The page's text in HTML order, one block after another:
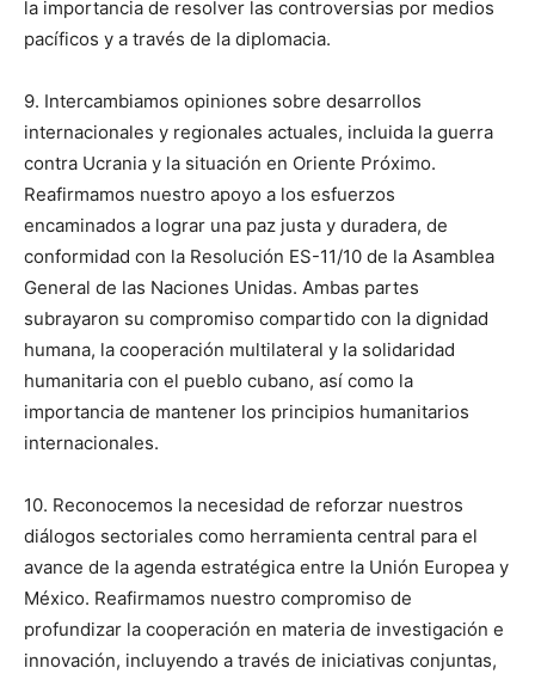
la importancia de resolver las controversias por medios
pacíficos y a través de la diplomacia.
9. Intercambiamos opiniones sobre desarrollos
internacionales y regionales actuales, incluida la guerra
contra Ucrania y la situación en Oriente Próximo.
Reafirmamos nuestro apoyo a los esfuerzos
encaminados a lograr una paz justa y duradera, de
conformidad con la Resolución ES-11/10 de la Asamblea
General de las Naciones Unidas. Ambas partes
subrayaron su compromiso compartido con la dignidad
humana, la cooperación multilateral y la solidaridad
humanitaria con el pueblo cubano, así como la
importancia de mantener los principios humanitarios
internacionales.
10. Reconocemos la necesidad de reforzar nuestros
diálogos sectoriales como herramienta central para el
avance de la agenda estratégica entre la Unión Europea y
México. Reafirmamos nuestro compromiso de
profundizar la cooperación en materia de investigación e
innovación, incluyendo a través de iniciativas conjuntas,